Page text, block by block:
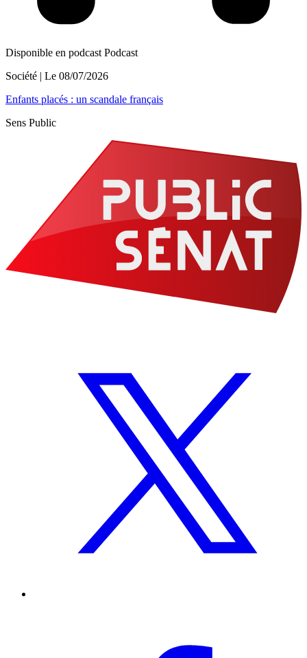
Disponible en podcast Podcast
Société | Le 08/07/2026
Enfants placés : un scandale français
Sens Public